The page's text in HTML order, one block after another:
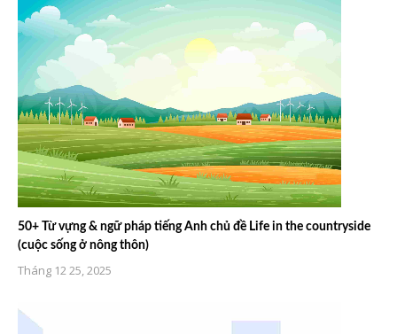
50+ Từ vựng & ngữ pháp tiếng Anh chủ đề Life in the countryside
(cuộc sống ở nông thôn)
Tháng 12 25, 2025